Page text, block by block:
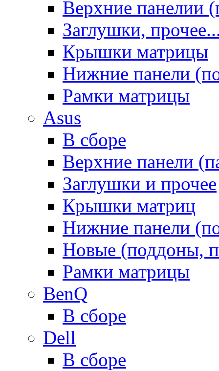
Верхние панелии
Заглушки,
Крышки матрицы
Нижние панели
Рамки матрицы
Asus
В сборе
Верхние панели
Заглушки и прочее
Крышки матриц
Нижние панели
Новые (поддоны,
Рамки матрицы
BenQ
В сборе
Dell
В сборе